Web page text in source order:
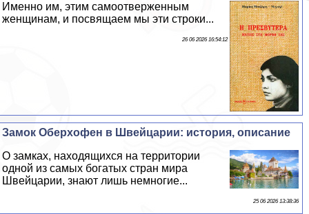
Именно им, этим самоотверженным
женщинам, и посвящаем мы эти строки...
26 06 2026 16:54:12
Замок Оберхофен в Швейцарии: история, описание
О замках, находящихся на территории
одной из самых богатых стран мира
Швейцарии, знают лишь немногие...
25 06 2026 13:38:36